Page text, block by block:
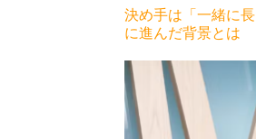
決め手は「一緒に
に進んだ背景とは